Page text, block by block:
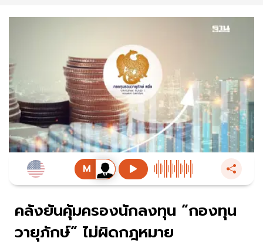
คลังยันคุ้มครองนักลงทุน “กองทุน
วายุภักษ์” ไม่ผิดกฎหมาย